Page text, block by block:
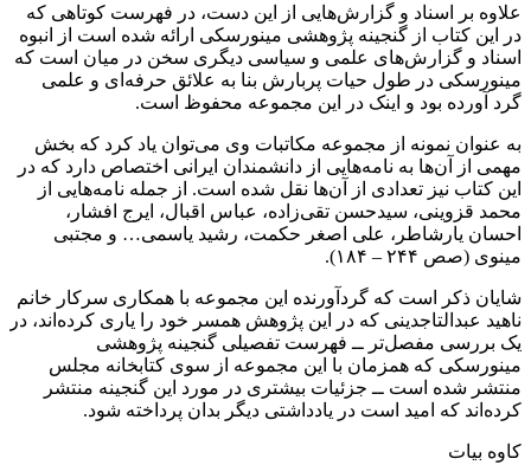
علاوه بر اسناد و گزارش‌هایی از این دست، در فهرست کوتاهی که
در این کتاب از گنجینه پژوهشی مینورسکی ارائه شده است از انبوه
اسناد و گزارش‌های علمی و سیاسی دیگری سخن در میان است که
مینورسکی در طول حیات پربارش بنا به علائق حرفه‌ای و علمی
گرد آورده بود و اینک در این مجموعه محفوظ است.
به عنوان نمونه از مجموعه مکاتبات وی می‌توان یاد کرد که بخش
مهمی از آن‌ها به نامه‌هایی از دانشمندان ایرانی اختصاص دارد که در
این کتاب نیز تعدادی از آن‌ها نقل شده است. از جمله نامه‌هایی از
محمد قزوینی، سیدحسن تقی‌زاده، عباس اقبال، ایرج افشار،
احسان یارشاطر، علی اصغر حکمت، رشید یاسمی… و مجتبی
مینوی (صص ۲۴۴ – ۱۸۴).
شایان ذکر است که گردآورنده این مجموعه با همکاری سرکار خانم
ناهید عبدالتاجدینی که در این پژوهش همسر خود را یاری کرده‌اند، در
یک بررسی مفصل‌تر ــ فهرست تفصیلی گنجینه پژوهشی
مینورسکی که همزمان با این مجموعه از سوی کتابخانه مجلس
منتشر شده است ــ جزئیات بیشتری در مورد این گنجینه منتشر
کرده‌اند که امید است در یادداشتی دیگر بدان پرداخته شود.
کاوه بیات